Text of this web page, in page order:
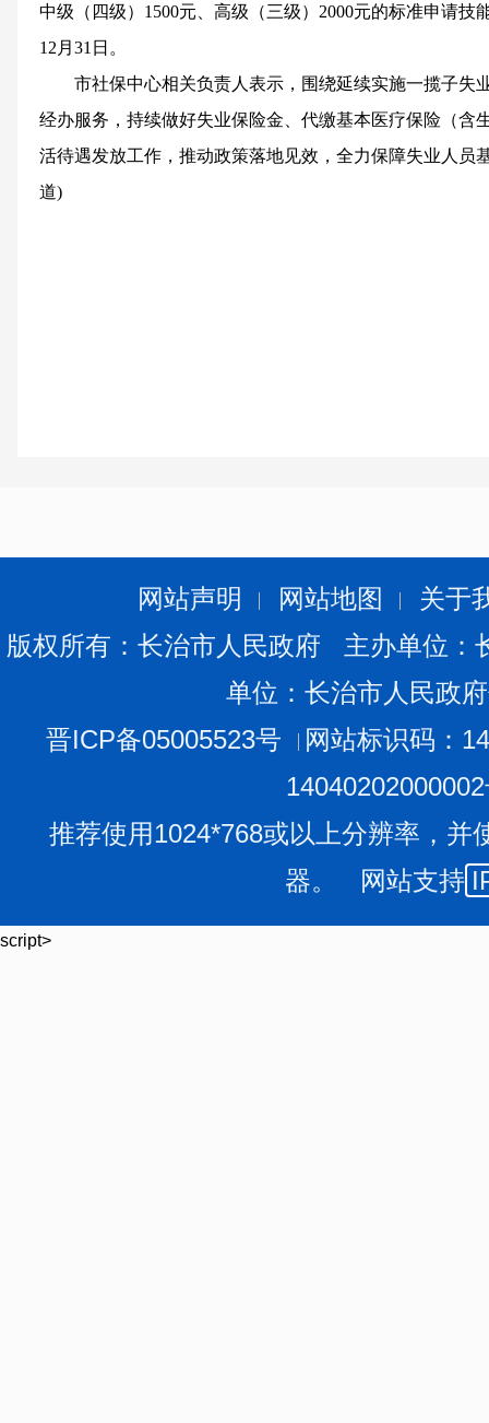
中级（四级）1500元、高级（三级）2000元的标准申请技
12月31日。
市社保中心相关负责人表示，围绕延续实施一揽子失
经办服务，持续做好失业保险金、代缴基本医疗保险（含
活待遇发放工作，推动政策落地见效，全力保障失业人员
道)
网站声明 网站地图
关于
版权所有：长治市人民政府 主办单位
单位：长治市人民政
晋ICP备05005523号
网站标识码：
推荐使用1024*768或以上分辨率，并
器。 网站支持
script>